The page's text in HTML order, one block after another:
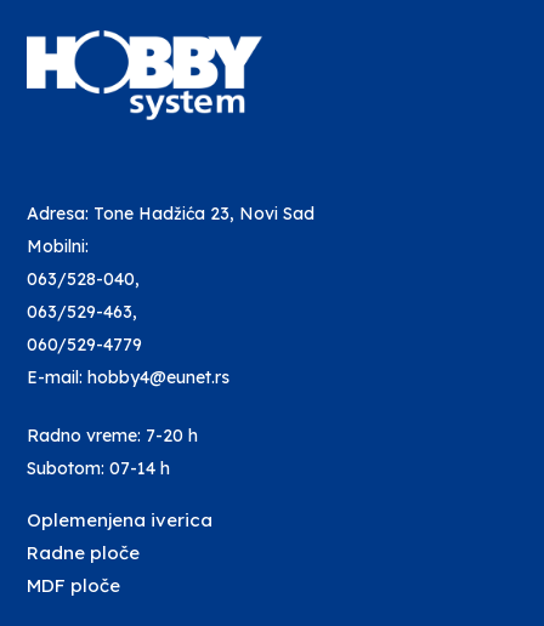
Adresa: Tone Hadžića 23, Novi Sad
Mobilni:
063/528-040,
063/529-463,
060/529-4779
E-mail: hobby4@eunet.rs
Radno vreme: 7-20 h
Subotom: 07-14 h
Oplemenjena iverica
Radne ploče
MDF ploče